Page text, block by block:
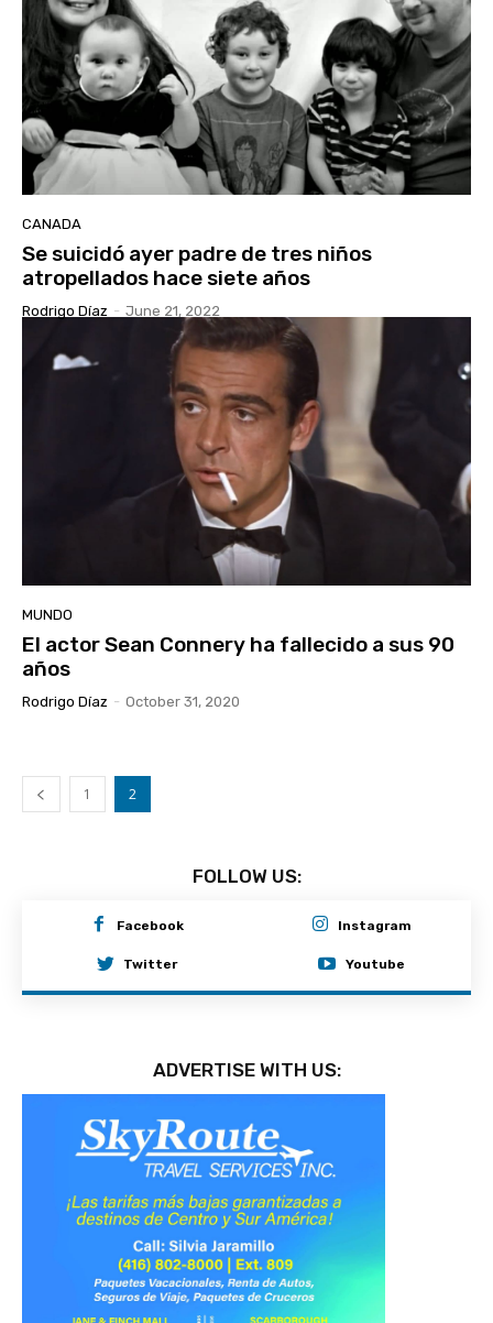
CANADA
Se suicidó ayer padre de tres niños
atropellados hace siete años
Rodrigo Díaz - June 21, 2022
MUNDO
El actor Sean Connery ha fallecido a sus 90
años
Rodrigo Díaz - October 31, 2020
1 2
FOLLOW US:
Facebook Instagram
Twitter Youtube
ADVERTISE WITH US: